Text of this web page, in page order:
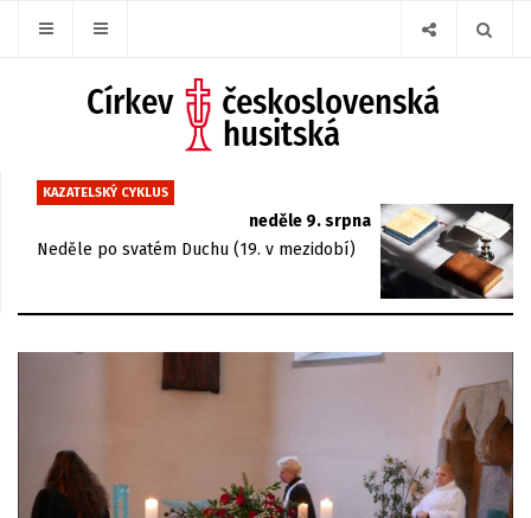
KAZATELSKÝ CYKLUS
neděle 9. srpna
Neděle po svatém Duchu (19. v mezidobí)